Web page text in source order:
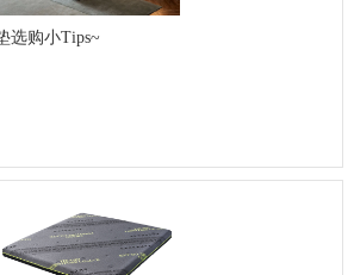
选购小Tips~